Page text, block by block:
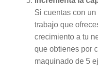
Si cuentas con
trabajo que
crecimiento a tu
que obtienes por
maquinado de 5